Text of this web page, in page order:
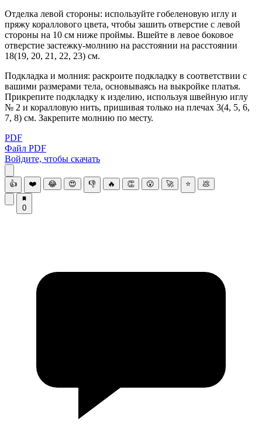
Отделка левой стороны: используйте гобеленовую иглу и
пряжу кораллового цвета, чтобы зашить отверстие с левой
стороны на 10 см ниже проймы. Вшейте в левое боковое
отверстие застежку-молнию на расстоянии на расстоянии
18(19, 20, 21, 22, 23) см.
Подкладка и молния: раскроите подкладку в соответствии с
вашими размерами тела, основываясь на выкройке платья.
Прикрепите подкладку к изделию, используя швейную иглу
№ 2 и коралловую нить, пришивая только на плечах 3(4, 5, 6,
7, 8) см. Закрепите молнию по месту.
PDF
Файл PDF
Войдите, чтобы скачать
👍 ❤️ 😂 😍 👎 🔥 👏 😮 🚀 ⭐ 💩
0